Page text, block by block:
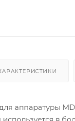
аппаратуры
в